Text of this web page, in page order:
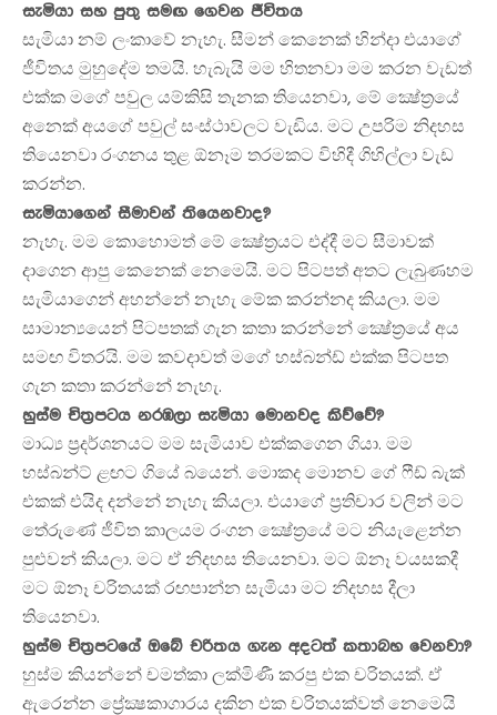
සැමියා සහ පුතු සමඟ ගෙවන ජීවිතය
සැමියා නම් ලංකාවේ නැහැ. සීමන් කෙනෙක් හින්දා එයාගේ
ජීවිතය මුහුදේම තමයි. හැබැයි මම හිතනවා මම කරන වැඩත්
එක්ක මගේ පවුල යම්කිසි තැනක තියෙනවා, මේ ක්‍ෂේත්‍රයේ
අනෙක් අයගේ පවුල් සංස්ථාවලට වැඩිය. මට උපරිම නිදහස
තියෙනවා රංගනය තුළ ඕනෑම තරමකට විහිදී ගිහිල්ලා වැඩ
කරන්න.
සැමියාගෙන් සීමාවන් තියෙනවාද?
නැහැ. මම කොහොමත් මේ ක්‍ෂේත්‍රයට එද්දී මට සීමාවක්
දාගෙන ආපු කෙනෙක් නෙමෙයි. මට පිටපත් අතට ලැබුණහම
සැමියාගෙන් අහන්නේ නැහැ මේක කරන්නද කියලා. මම
සාමාන්‍යයෙන් පිටපතක් ගැන කතා කරන්නේ ක්‍ෂේත්‍රයේ අය
සමඟ විතරයි. මම කවදාවත් මගේ හස්බන්ඩ් එක්ක පිටපත
ගැන කතා කරන්නේ නැහැ.
හුස්ම චිත්‍රපටය නරඹලා සැමියා මොනවද කිව්වේ?
මාධ්‍ය ප්‍රදර්ශනයට මම සැමියාව එක්කගෙන ගියා. මම
හස්බන්ට් ළඟට ගියේ බයෙන්. මොකද මොනව ගේ ෆීඩ් බැක්
එකක් එයිද දන්නේ නැහැ කියලා. එයාගේ ප්‍රතිචාර වලින් මට
තේරුණේ ජීවිත කාලයම රංගන ක්‍ෂේත්‍රයේ මට නියැළෙන්න
පුළුවන් කියලා. මට ඒ නිදහස තියෙනවා. මට ඕනෑ වයසකදී
මට ඕනෑ චරිතයක් රඟපාන්න සැමියා මට නිදහස දීලා
තියෙනවා.
හුස්ම චිත්‍රපටයේ ඔබේ චරිතය ගැන අදටත් කතාබහ වෙනවා?
හුස්ම කියන්නේ චමත්කා ලක්මිණී කරපු එක චරිතයක්. ඒ
ඇරෙන්න ප්‍රේක්‍ෂකාගාරය දකින එක චරිතයක්වත් නෙමෙයි